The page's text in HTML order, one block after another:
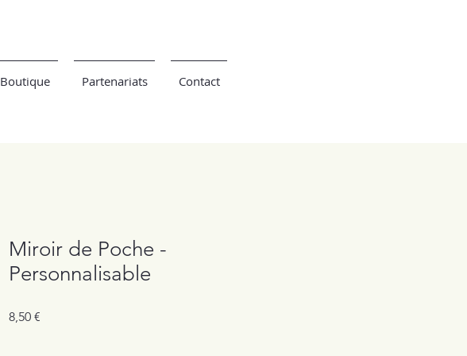
Boutique Partenariats Contact
Miroir de Poche -
Personnalisable
8,50 €